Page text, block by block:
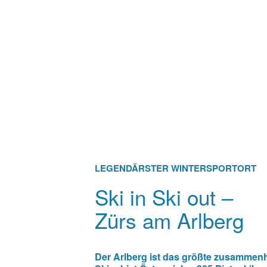
LEGENDÄRSTER WINTERSPORTORT
Ski in Ski out –
Zürs am Arlberg
Der Arlberg ist das größte